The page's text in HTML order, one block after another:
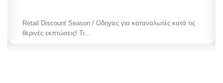
Retail Discount Season / Οδηγίες για καταναλωτές κατά τις
θερινές εκπτώσεις! Τι...